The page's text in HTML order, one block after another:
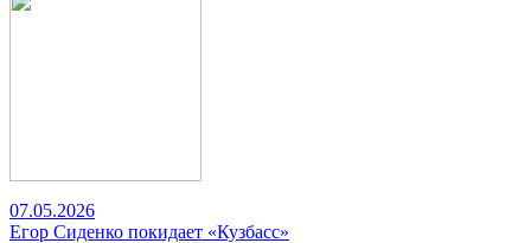
07.05.2026
Егор Сиденко покидает «Кузбасс»